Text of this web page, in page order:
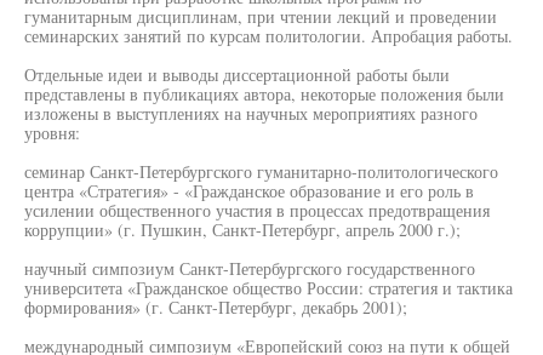
гуманитарным дисциплинам, при чтении лекций и проведении
семинарских занятий по курсам политологии. Апробация работы.
Отдельные идеи и выводы диссертационной работы были
представлены в публикациях автора, некоторые положения были
изложены в выступлениях на научных мероприятиях разного
уровня:
семинар Санкт-Петербургского гуманитарно-политологического
центра «Стратегия» - «Гражданское образование и его роль в
усилении общественного участия в процессах предотвращения
коррупции» (г. Пушкин, Санкт-Петербург, апрель 2000 г.);
научный симпозиум Санкт-Петербургского государственного
университета «Гражданское общество России: стратегия и тактика
формирования» (г. Санкт-Петербург, декабрь 2001);
международный симпозиум «Европейский союз на пути к общей